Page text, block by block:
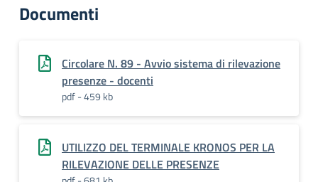
Documenti
Circolare N. 89 - Avvio sistema di rilevazione
presenze - docenti
pdf - 459 kb
UTILIZZO DEL TERMINALE KRONOS PER LA
RILEVAZIONE DELLE PRESENZE